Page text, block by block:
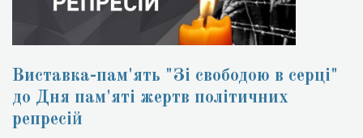
Виставка-пам'ять "Зі свободою в серці"
до Дня пам'яті жертв політичних
репресій